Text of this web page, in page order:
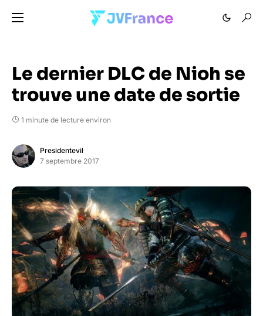
Le dernier DLC de Nioh se
trouve une date de sortie
1 minute de lecture environ
Presidentevil
7 septembre 2017